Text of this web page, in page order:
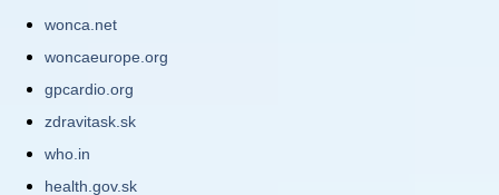
wonca.net
woncaeurope.org
gpcardio.org
zdravitask.sk
who.in
health.gov.sk